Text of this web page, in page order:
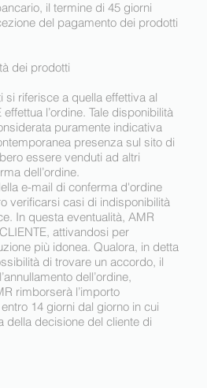
il termine di 45 giorni
del pagamento dei prodotti
dei prodotti
riferisce a quella effettiva al
l’ordine. Tale disponibilità
puramente indicativa
presenza sul sito di
essere venduti ad altri
dell’ordine.
e-mail di conferma d'ordine
verificarsi casi di indisponibilità
In questa eventualità, AMR
attivandosi per
più idonea. Qualora, in detta
di trovare un accordo, il
dell’ordine,
rimborserà l’importo
14 giorni dal giorno in cui
della decisione del cliente di